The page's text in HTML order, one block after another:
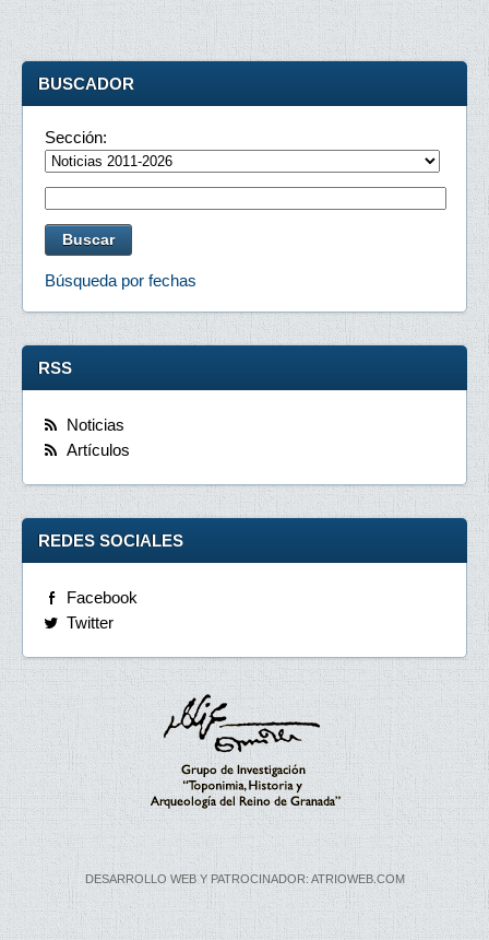
BUSCADOR
Sección:
Búsqueda por fechas
RSS
Noticias
Artículos
REDES SOCIALES
Facebook
Twitter
DESARROLLO WEB Y PATROCINADOR: ATRIOWEB.COM